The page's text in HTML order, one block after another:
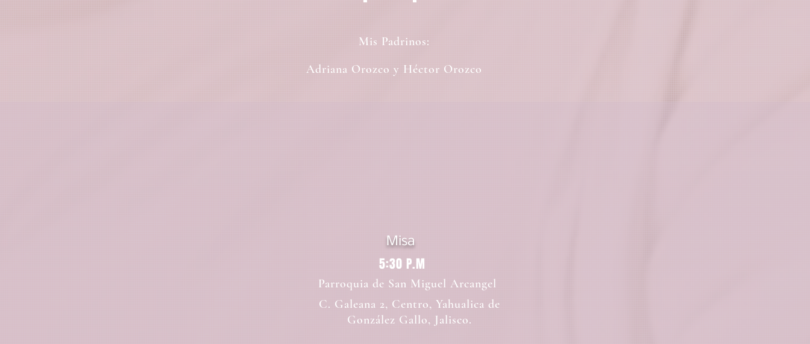
Mis Padrinos:
Adriana Orozco y Héctor Orozco
Misa
5:30 P.M
Parroquia de San Miguel Arcangel
C. Galeana 2, Centro, Yahualica de
González Gallo, Jalisco.